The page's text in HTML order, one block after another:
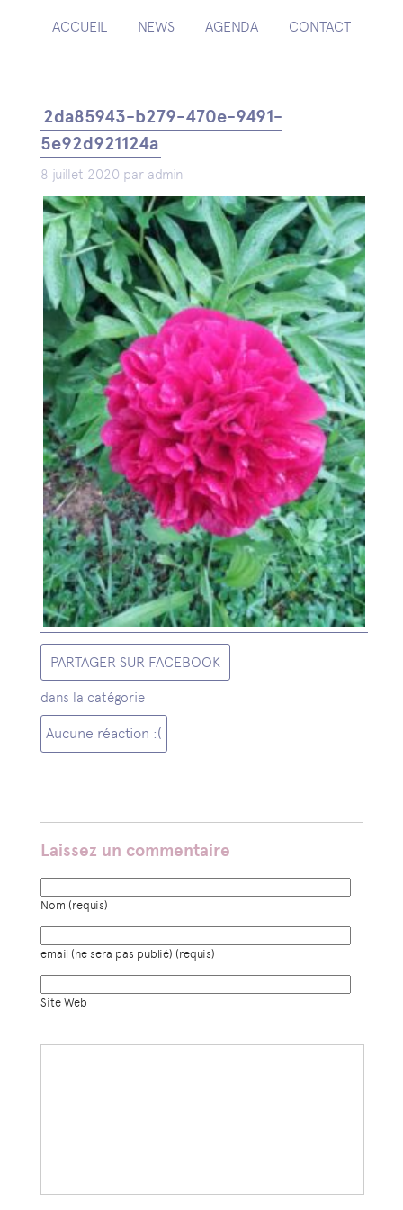
ACCUEIL NEWS AGENDA CONTACT
2da85943-b279-470e-9491-
5e92d921124a
8 juillet 2020 par admin
PARTAGER SUR FACEBOOK
dans la catégorie
Aucune réaction :(
Laissez un commentaire
Nom (requis)
email (ne sera pas publié) (requis)
Site Web